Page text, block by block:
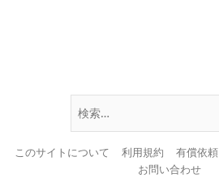
このサイトについて 利用規約 有償依頼
お問い合わせ